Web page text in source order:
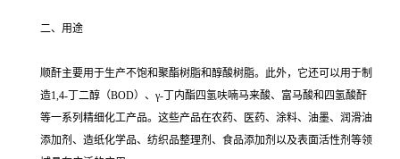
二、用途
顺酐主要用于生产不饱和聚酯树脂和醇酸树脂。此外，它还可以用于制
造1,4-丁二醇（BOD）、γ-丁内酯四氢呋喃马来酸、富马酸和四氢酸酐
等一系列精细化工产品。这些产品在农药、医药、涂料、油墨、润滑油
添加剂、造纸化学品、纺织品整理剂、食品添加剂以及表面活性剂等领